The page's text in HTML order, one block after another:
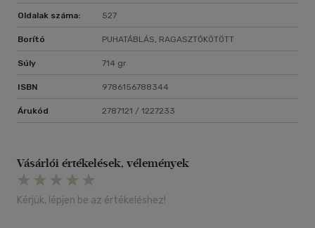
Oldalak száma: 527
Borító PUHATÁBLÁS, RAGASZTÓKÖTÖTT
Súly 714 gr
ISBN 9786156788344
Árukód 2787121 / 1227233
Vásárlói értékelések, vélemények
Kérjük, lépjen be az értékeléshez!